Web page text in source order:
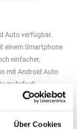
Über Cookies
Auto verfügbar.
einem Smartphone
einfacher,
mit Android Auto
mehrfach
Display ihres
immer zur